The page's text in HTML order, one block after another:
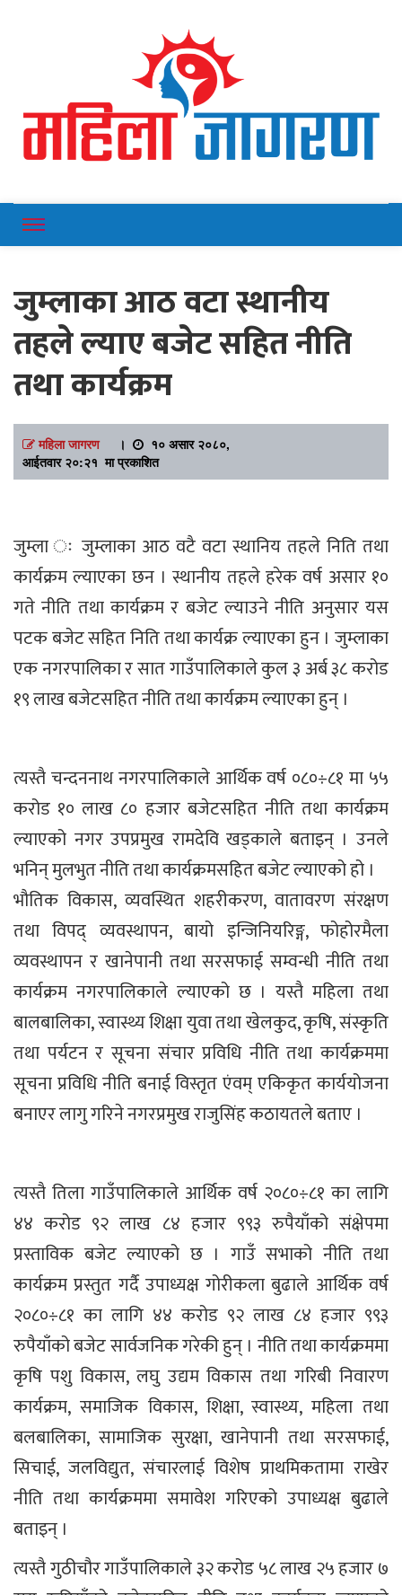
Mahilajagaran
जुम्लाका आठ वटा स्थानीय
तहले ल्याए बजेट सहित नीति
तथा कार्यक्रम
महिला जागरण।
१० असार २०८०,
आईतवार २०:२१ मा प्रकाशित
जुम्ला ः जुम्लाका आठ वटै वटा स्थानिय तहले निति तथा
कार्यक्रम ल्याएका छन । स्थानीय तहले हरेक वर्ष असार १०
गते नीति तथा कार्यक्रम र बजेट ल्याउने नीति अनुसार यस
पटक बजेट सहित निति तथा कार्यक्र ल्याएका हुन । जुम्लाका
एक नगरपालिका र सात गाउँपालिकाले कुल ३ अर्ब ३८ करोड
१९ लाख बजेटसहित नीति तथा कार्यक्रम ल्याएका हुन् ।
त्यस्तै चन्दननाथ नगरपालिकाले आर्थिक वर्ष ०८०÷८१ मा ५५
करोड १० लाख ८० हजार बजेटसहित नीति तथा कार्यक्रम
ल्याएको नगर उपप्रमुख रामदेवि खड्काले बताइन् । उनले
भनिन् मुलभुत नीति तथा कार्यक्रमसहित बजेट ल्याएको हो ।
भौतिक विकास, व्यवस्थित शहरीकरण, वातावरण संरक्षण
तथा विपद् व्यवस्थापन, बायो इन्जिनियरिङ्ग, फोहोरमैला
व्यवस्थापन र खानेपानी तथा सरसफाई सम्वन्धी नीति तथा
कार्यक्रम नगरपालिकाले ल्याएको छ । यस्तै महिला तथा
बालबालिका, स्वास्थ्य शिक्षा युवा तथा खेलकुद, कृषि, संस्कृति
तथा पर्यटन र सूचना संचार प्रविधि नीति तथा कार्यक्रममा
सूचना प्रविधि नीति बनाई विस्तृत एंवम् एकिकृत कार्ययोजना
बनाएर लागु गरिने नगरप्रमुख राजुसिंह कठायतले बताए ।
त्यस्तै तिला गाउँपालिकाले आर्थिक वर्ष २०८०÷८१ का लागि
४४ करोड ९२ लाख ८४ हजार ९९३ रुपैयाँको संक्षेपमा
प्रस्ताविक बजेट ल्याएको छ । गाउँ सभाको नीति तथा
कार्यक्रम प्रस्तुत गर्दै उपाध्यक्ष गोरीकला बुढाले आर्थिक वर्ष
२०८०÷८१ का लागि ४४ करोड ९२ लाख ८४ हजार ९९३
रुपैयाँको बजेट सार्वजनिक गरेकी हुन् । नीति तथा कार्यक्रममा
कृषि पशु विकास, लघु उद्यम विकास तथा गरिबी निवारण
कार्यक्रम, समाजिक विकास, शिक्षा, स्वास्थ्य, महिला तथा
बलबालिका, सामाजिक सुरक्षा, खानेपानी तथा सरसफाई,
सिचाई, जलविद्युत, संचारलाई विशेष प्राथमिकतामा राखेर
नीति तथा कार्यक्रममा समावेश गरिएको उपाध्यक्ष बुढाले
बताइन् ।
त्यस्तै गुठीचौर गाउँपालिकाले ३२ करोड ५८ लाख २५ हजार ७